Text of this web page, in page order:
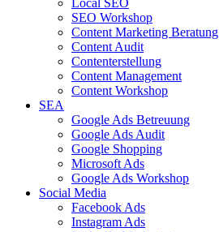
Local SEO
SEO Workshop
Content Marketing Beratung
Content Audit
Contenterstellung
Content Management
Content Workshop
SEA
Google Ads Betreuung
Google Ads Audit
Google Shopping
Microsoft Ads
Google Ads Workshop
Social Media
Facebook Ads
Instagram Ads